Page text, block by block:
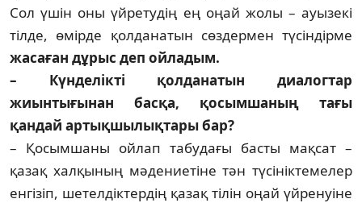
Сол үшін оны үйретудің ең оңай жолы – ауызекі
тілде, өмірде қолданатын сөздермен түсіндірме
жасаған дұрыс деп ойладым.
– Күнделікті қолданатын диалогтар
жиынтығынан басқа, қосымшаның тағы
қандай артықшылықтары бар?
– Қосымшаны ойлап табудағы басты мақсат –
қазақ халқының мәдениетіне тән түсініктемелер
енгізіп, шетелдіктердің қазақ тілін оңай үйренуіне